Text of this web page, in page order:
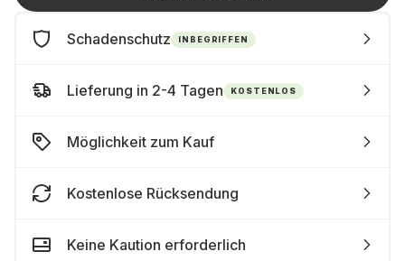
Schadenschutz INBEGRIFFEN
Lieferung in 2-4 Tagen KOSTENLOS
Möglichkeit zum Kauf
Kostenlose Rücksendung
Keine Kaution erforderlich